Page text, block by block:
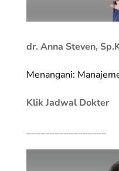
dr. Anna Steven,
Menangani:
Klik Jadwal Dokter
_________________